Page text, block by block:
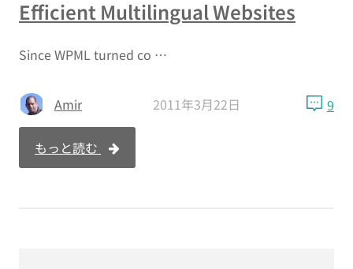
Efficient Multilingual Websites
Since WPML turned co …
Amir 2011年3月22日 9
もっと読む